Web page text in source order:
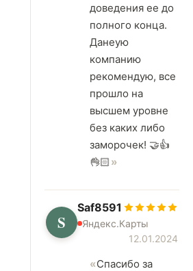
доведения ее до
полного конца.
Данеую
компанию
рекомендую, все
прошло на
высшем уровне
без каких либо
заморочек! 🤝👍
👌🏻
S
Saf8591
Яндекс.Карты
12.01.2024
Спасибо за